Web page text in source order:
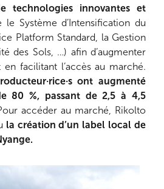
technologies innovantes et
le Système d’Intensification du
Platform Standard, la Gestion
des Sols, …) afin d’augmenter
facilitant l’accès au marché.
ont augmenté
80 %, passant de 2,5 à 4,5
accéder au marché, Rikolto
la création d’un label local de